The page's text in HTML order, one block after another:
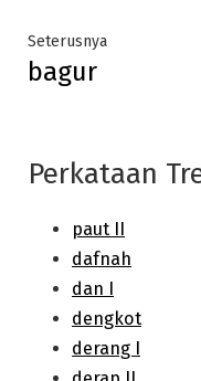
SeterusnyaNext
bagur
Perkataan